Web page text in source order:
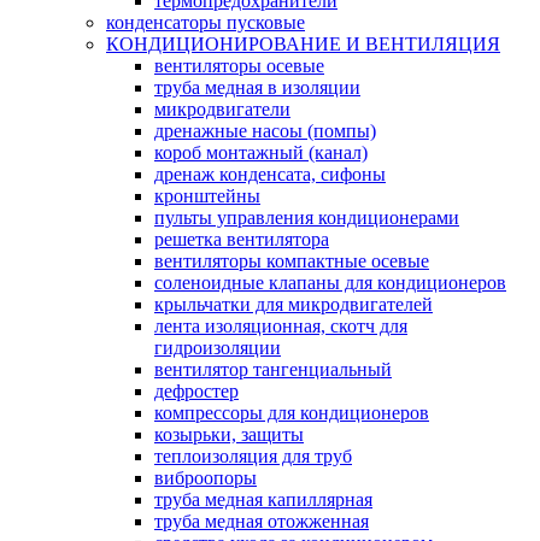
конденсаторы пусковые
КОНДИЦИОНИРОВАНИЕ И ВЕНТИЛЯЦИЯ
вентиляторы осевые
труба медная в изоляции
микродвигатели
дренажные насоы (помпы)
короб монтажный (канал)
дренаж конденсата, сифоны
кронштейны
пульты управления кондиционерами
решетка вентилятора
вентиляторы компактные осевые
соленоидные клапаны для кондиционеров
крыльчатки для микродвигателей
лента изоляционная, скотч для
гидроизоляции
вентилятор тангенциальный
дефростер
компрессоры для кондиционеров
козырьки, защиты
теплоизоляция для труб
виброопоры
труба медная капиллярная
труба медная отожженная